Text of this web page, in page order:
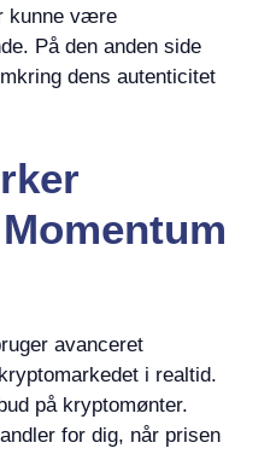
kunne være
På den anden side
dens autenticitet
avanceret
i realtid.
på kryptomønter.
for dig, når prisen